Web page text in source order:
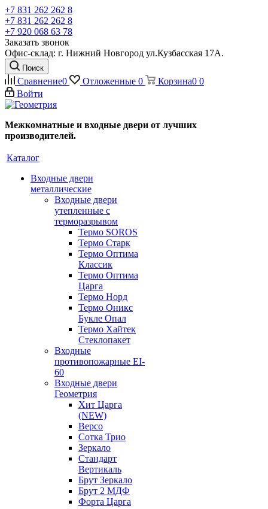
+7 831 262 262 8
+7 831 262 262 8
+7 920 068 63 78
Заказать звонок
Офис-склад: г. Нижний Новгород ул.Кузбасская 17А.
Поиск
Сравнение0 Отложенные 0 Корзина0 0
Войти
Межкомнатные и входные двери от лучших
производителей.
Каталог
Входные двери
металлические
Входные двери
утепленные с
терморазрывом
Термо SOROS
Термо Старк
Термо Оптима
Классик
Термо Оптима
Царга
Термо Норд
Термо Оникс
Букле Опал
Термо Хайтек
Стеклопакет
Входные
противопожарные EI-
60
Входные двери
Геометрия
Хит Царга
(NEW)
Версо
Сотка Трио
Зеркало
Стандарт
Вертикаль
Брут Зеркало
Брут 2 МДФ
Форта Царга